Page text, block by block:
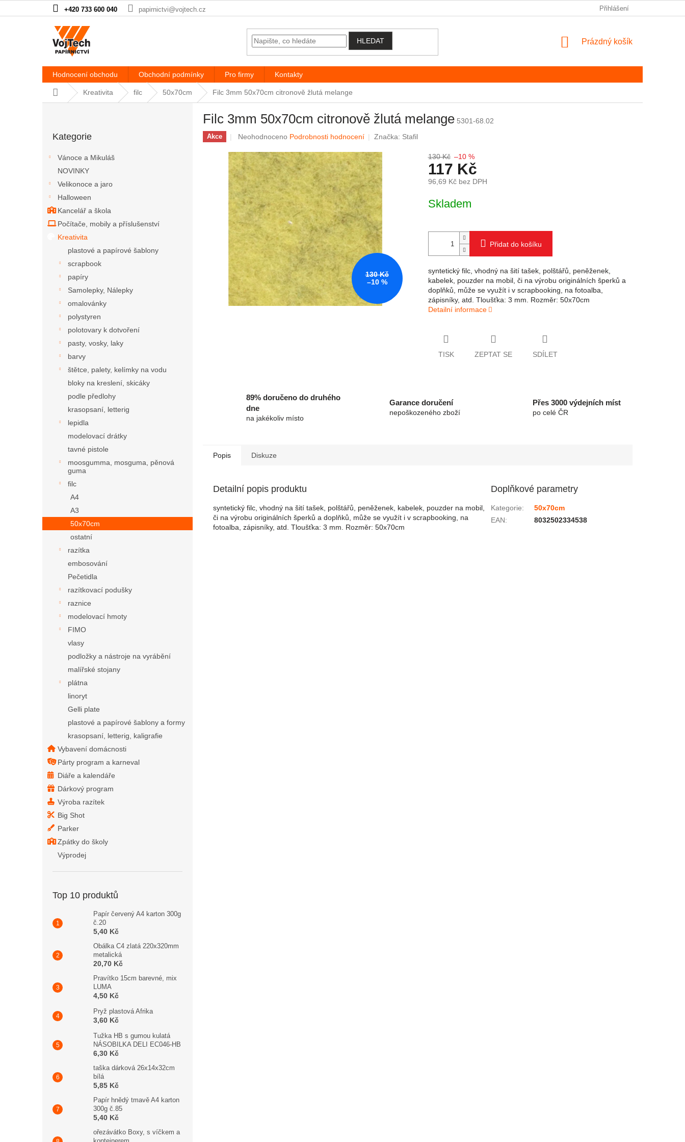
+420 733 600 040 papirnictvi@vojtech.cz Přihlášení
HLEDAT NÁKUPNÍ KOŠÍK
Prázdný košík
Hodnocení obchodu Obchodní podmínky Pro firmy Kontakty
Domů Kreativita filc 50x70cm Filc 3mm 50x70cm citronově žlutá melange
Kategorie
Vánoce a Mikuláš
NOVINKY
Velikonoce a jaro
Halloween
Kancelář a škola
Počítače, mobily a příslušenství
Kreativita
plastové a papírové šablony
scrapbook
papíry
Samolepky, Nálepky
omalovánky
polystyren
polotovary k dotvoření
pasty, vosky, laky
barvy
štětce, palety, kelímky na vodu
bloky na kreslení, skicáky
podle předlohy
krasopsaní, letterig
lepidla
modelovací drátky
tavné pistole
moosgumma, mosguma, pěnová
guma
filc
A4
A3
50x70cm
ostatní
razítka
embosování
Pečetidla
razítkovací podušky
raznice
modelovací hmoty
FIMO
vlasy
podložky a nástroje na vyrábění
malířské stojany
plátna
linoryt
Gelli plate
plastové a papírové šablony a formy
krasopsaní, letterig, kaligrafie
Vybavení domácnosti
Párty program a karneval
Diáře a kalendáře
Dárkový program
Výroba razítek
Big Shot
Parker
Zpátky do školy
Výprodej
Top 10 produktů
Papír červený A4 karton 300g
č.20
5,40 Kč
Obálka C4 zlatá 220x320mm
metalická
20,70 Kč
Pravítko 15cm barevné, mix
LUMA
4,50 Kč
Pryž plastová Afrika
3,60 Kč
Tužka HB s gumou kulatá
NÁSOBILKA DELI EC046-HB
6,30 Kč
taška dárková 26x14x32cm
bílá
5,85 Kč
Papír hnědý tmavě A4 karton
300g č.85
5,40 Kč
ořezávátko Boxy, s víčkem a
Filc 3mm 50x70cm citronově žlutá melange 5301-68.02
Akce Průměrné hodnocení produktu je 0,0 z 5 hvězdiček.
Neohodnoceno Podrobnosti hodnocení Značka: Stafil
130 Kč
–10 %
130 Kč –10 %
117 Kč
96,69 Kč bez DPH
Skladem
Přidat do košíku
syntetický filc, vhodný na šití tašek, polštářů, peněženek,
kabelek, pouzder na mobil, či na výrobu originálních šperků a
doplňků, může se využít i v scrapbooking, na fotoalba,
zápisníky, atd. Tloušťka: 3 mm. Rozměr: 50x70cm
Detailní informace
TISK ZEPTAT SE SDÍLET
89% doručeno do druhého
dne
na jakékoliv místo
Garance doručení
nepoškozeného zboží
Přes 3000 výdejních míst
po celé ČR
Popis Diskuze
Detailní popis produktu
syntetický filc, vhodný na šití tašek, polštářů, peněženek, kabelek, pouzder na mobil,
či na výrobu originálních šperků a doplňků, může se využít i v scrapbooking, na
fotoalba, zápisníky, atd. Tloušťka: 3 mm. Rozměr: 50x70cm
Doplňkové parametry
Kategorie:
50x70cm
EAN: 8032502334538